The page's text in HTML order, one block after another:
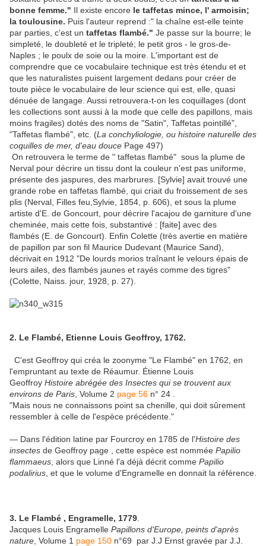
bonne femme." Il existe encore le taffetas mince, l' armoisin;
la toulousine. Puis l'auteur reprend :" la chaîne est-elle teinte
par parties, c'est un taffetas flambé." Je passe sur la bourre; le
simpleté, le doubleté et le tripleté; le petit gros - le gros-de-
Naples ; le poulx de soie ou la moire. L'important est de
comprendre que ce vocabulaire technique est très étendu et et
que les naturalistes puisent largement dedans pour créer de
toute pièce le vocabulaire de leur science qui est, elle, quasi
dénuée de langage. Aussi retrouvera-t-on les coquillages (dont
les collections sont aussi à la mode que celle des papillons, mais
moins fragiles) dotés des noms de "Satin", Taffetas pointillé",
"Taffetas flambé", etc. (La conchyliologie, ou histoire naturelle des
coquilles de mer, d'eau douce Page 497)
On retrouvera le terme de " taffetas flambé" sous la plume de
Nerval pour décrire un tissu dont la couleur n'est pas uniforme,
présente des jaspures, des marbrures. [Sylvie] avait trouvé une
grande robe en taffetas flambé, qui criait du froissement de ses
plis (Nerval, Filles feu,Sylvie, 1854, p. 606), et sous la plume
artiste d'E. de Goncourt, pour décrire l'acajou de garniture d'une
cheminée, mais cette fois, substantivé : [faite] avec des
flambés (E. de Goncourt). Enfin Colette (très avertie en matière
de papillon par son fil Maurice Dudevant (Maurice Sand),
décrivait en 1912 "De lourds morios traînant le velours épais de
leurs ailes, des flambés jaunes et rayés comme des tigres"
(Colette, Naiss. jour, 1928, p. 27).
2. Le Flambé, Etienne Louis Geoffroy, 1762.
C'est Geoffroy qui créa le zoonyme "Le Flambé" en 1762, en
l'empruntant au texte de Réaumur. Étienne Louis
Geoffroy Histoire abrégée des Insectes qui se trouvent aux
environs de Paris , Volume 2 page 56 n° 24 .
"Mais nous ne connaissons point sa chenille, qui doit sûrement
ressembler à celle de l'espèce précédente."
— Dans l'édition latine par Fourcroy en 1785 de l'Histoire des
insectes de Geoffroy page , cette espèce est nommée Papilio
flammaeus , alors que Linné l'a déjà décrit comme Papilio
podalirius , et que le volume d'Engramelle en donnait la référence.
3. Le Flambé , Engramelle, 1779
Jacques Louis Engramelle Papillons d'Europe, peints d'après
nature , Volume 1 page 150 n°69 par J.J Ernst gravée par J.J.